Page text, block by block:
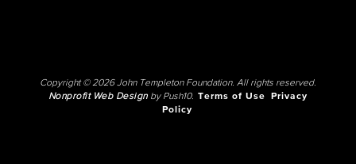
Copyright © 2026 John Templeton Foundation. All rights reserved.
Nonprofit Web Designby Push10. Terms of Use
Privacy
Policy